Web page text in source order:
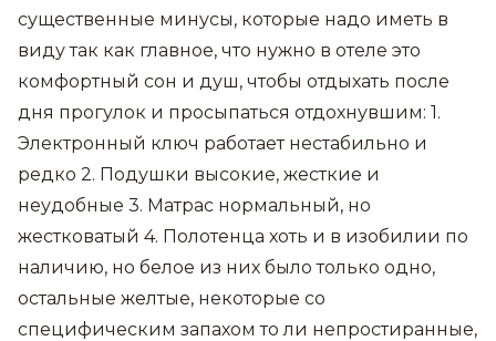
существенные минусы, которые надо иметь в
виду так как главное, что нужно в отеле это
комфортный сон и душ, чтобы отдыхать после
дня прогулок и просыпаться отдохнувшим: 1.
Электронный ключ работает нестабильно и
редко 2. Подушки высокие, жесткие и
неудобные 3. Матрас нормальный, но
жестковатый 4. Полотенца хоть и в изобилии по
наличию, но белое из них было только одно,
остальные желтые, некоторые со
специфическим запахом то ли непростиранные,